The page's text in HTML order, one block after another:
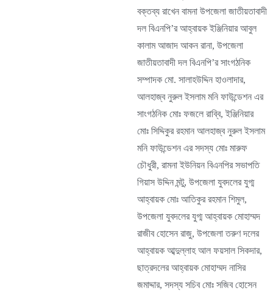
বক্তব্য রাখেন বামনা উপজেলা জাতীয়তাবাদী
দল বিএনপি’র আহ্বায়ক ইঞ্জিনিয়ার আবুল
কালাম আজাদ আকন রানা, উপজেলা
জাতীয়তাবাদী দল বিএনপি’র সাংগঠনিক
সম্পাদক মো. সালাহউদ্দিন হাওলাদার,
আলহাজ্ব নুরুল ইসলাম মনি ফাউন্ডেশন এর
সাংগঠনিক মোঃ ফজলে রাব্বি, ইঞ্জিনিয়ার
মোঃ সিদ্দিকুর রহমান আলহাজ্ব নুরুল ইসলাম
মনি ফাউন্ডেশন এর সদস্য মোঃ মারুফ
চৌধুরী, রামনা ইউনিয়ন বিএনপির সভাপতি
গিয়াস উদ্দিন মন্টু, উপজেলা যুবদলের যুগ্ম
আহ্বায়ক মোঃ আতিকুর রহমান শিমুল,
উপজেলা যুবদলের যুগ্ম আহ্বায়ক মোহাম্মদ
রাজীব হোসেন রাজু, উপজেলা তরুণ দলের
আহ্বায়ক আব্দুল্লাহ আল ফয়সাল সিকদার,
ছাত্রদলের আহ্বায়ক মোহাম্মদ নাসির
জমাদ্দার, সদস্য সচিব মোঃ সজিব হোসেন